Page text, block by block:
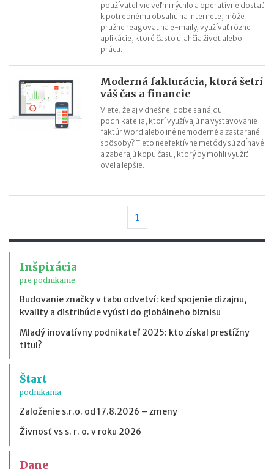
používateľ vie veľmi rýchlo a operatívne dostať
k potrebnému obsahu na internete, môže
pružne reagovať na e-maily, využívať rôzne
aplikácie, ktoré často uľahčia život alebo
prácu.
Moderná fakturácia, ktorá šetrí
váš čas a financie
Viete, že aj v dnešnej dobe sa nájdu
podnikatelia, ktorí využívajú na vystavovanie
faktúr Word alebo iné nemoderné a zastarané
spôsoby? Tieto neefektívne metódy sú zdĺhavé
a zaberajú kopu času, ktorý by mohli využiť
oveľa lepšie.
1
Inšpirácia
pre podnikanie
Budovanie značky v tabu odvetví: keď spojenie dizajnu,
kvality a distribúcie vyústi do globálneho biznisu
Mladý inovatívny podnikateľ 2025: kto získal prestížny
titul?
Štart
podnikania
Založenie s.r.o. od 17.8.2026 – zmeny
Živnosť vs s. r. o. v roku 2026
Dane